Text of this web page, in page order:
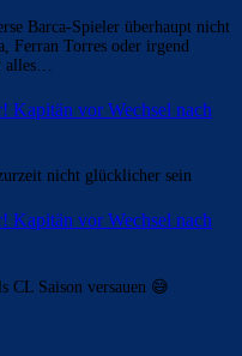
-
Hammer! Kapitän vor
Teil von Bartumeu
hat uns…